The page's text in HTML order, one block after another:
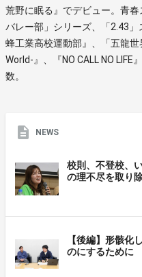
荒野に眠る』でデビュー。青
バレー部」シリーズ、「2.43
蜂工業高校運動部』、「五龍
World-』、『NO CALL NO
数。
NEWS
校則、不登校、
の理不尽を取り
【後編】形骸化
のにするために